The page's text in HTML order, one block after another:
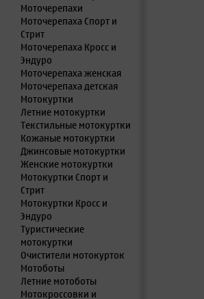
Моточерепахи
Моточерепаха Спорт и
Стрит
Моточерепаха Кросс и
Эндуро
Моточерепаха женская
Моточерепаха детская
Мотокуртки
Летние мотокуртки
Текстильные мотокуртки
Кожаные мотокуртки
Джинсовые мотокуртки
Женские мотокуртки
Мотокуртки Спорт и
Стрит
Мотокуртки Кросс и
Эндуро
Туристические
мотокуртки
Очистители мотокурток
Мотоботы
Летние мотоботы
Мотокроссовки и